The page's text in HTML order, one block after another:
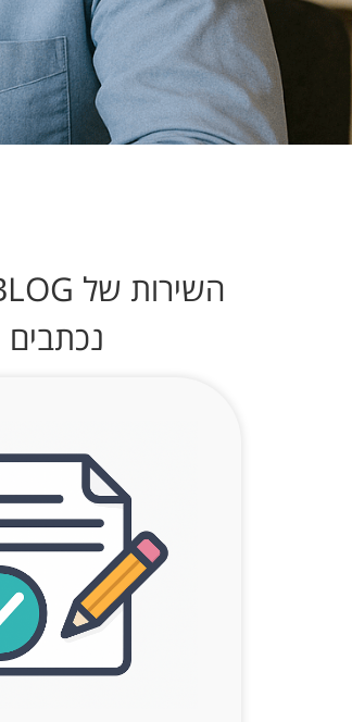
השירות של DIGIBLOG מספק לך מאמרים מקצועיים, מדויקים ואופטימליים
נכתבים